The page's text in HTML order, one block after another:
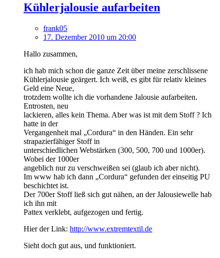
Kühlerjalousie aufarbeiten
frank05
17. Dezember 2010 um 20:00
Hallo zusammen,
ich hab mich schon die ganze Zeit über meine zerschlissene
Kühlerjalousie geärgert. Ich weiß, es gibt für relativ kleines
Geld eine Neue,
trotzdem wollte ich die vorhandene Jalousie aufarbeiten.
Entrosten, neu
lackieren, alles kein Thema. Aber was ist mit dem Stoff ? Ich
hatte in der
Vergangenheit mal „Cordura“ in den Händen. Ein sehr
strapazierfähiger Stoff in
unterschiedlichen Webstärken (300, 500, 700 und 1000er).
Wobei der 1000er
angeblich nur zu verschweißen sei (glaub ich aber nicht).
Im www hab ich dann „Cordura“ gefunden der einseitig PU
beschichtet ist.
Der 700er Stoff ließ sich gut nähen, an der Jalousiewelle hab
ich ihn mit
Pattex verklebt, aufgezogen und fertig.
Hier der Link: http://www.extremtextil.de
Sieht doch gut aus, und funktioniert.